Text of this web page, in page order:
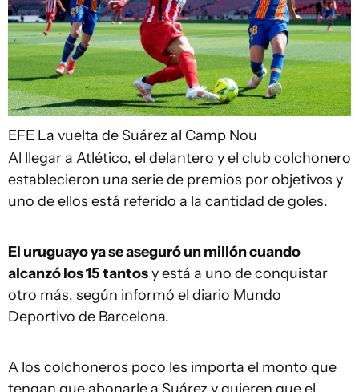
EFE La vuelta de Suárez al Camp Nou
Al llegar a Atlético, el delantero y el club colchonero
establecieron una serie de premios por objetivos y
uno de ellos está referido a la cantidad de goles.
El uruguayo ya se aseguró un millón cuando
alcanzó los 15 tantosy está a uno de conquistar
otro más, según informó el diario Mundo
Deportivo de Barcelona.
A los colchoneros poco les importa el monto que